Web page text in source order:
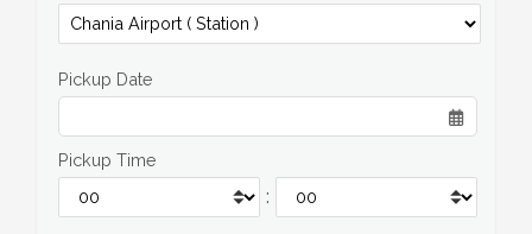
Pickup Date
Pickup Time
: